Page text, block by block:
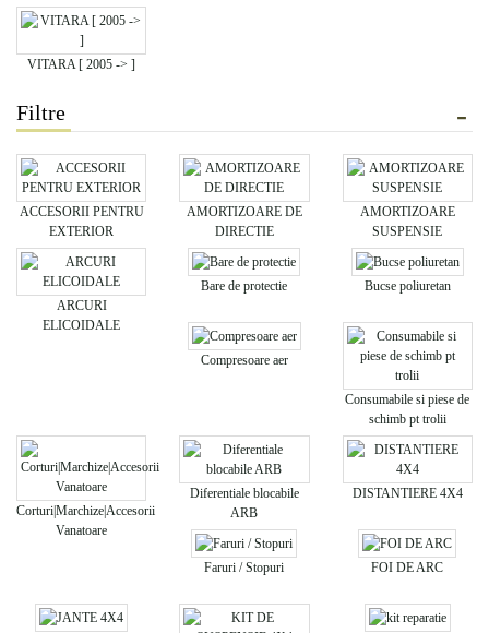
VITARA [ 2005 -> ]
Filtre
ACCESORII PENTRU
EXTERIOR
AMORTIZOARE DE
DIRECTIE
AMORTIZOARE
SUSPENSIE
ARCURI
ELICOIDALE
Bare de protectie Bucse poliuretan
Compresoare aer
Consumabile si piese de
schimb pt trolii
Corturi|Marchize|Accesorii
Vanatoare
Diferentiale blocabile
ARB
DISTANTIERE 4X4
Faruri / Stopuri FOI DE ARC